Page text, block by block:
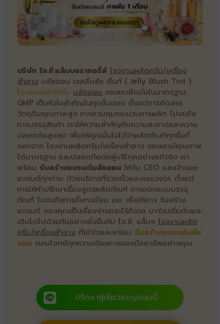
บริษัท ไอ.ซี.แล็บบอราทอรี่ส์ โรงงานผลิตครีม/เครื่อง
สำอาง บลัชออน เจลลี่บลัช ติ้นท์ ( Jelly Blush Tint )
โรงงานผลิตครีม บลัชออน ของเรายึดมั่นในมาตรฐาน
GMP เป็นหัวใจสำคัญในทุกขั้นตอน ตั้งแต่การคัดสรร
วัตถุดิบคุณภาพสูง การควบคุมกระบวนการผลิต ไปจนถึง
การบรรจุสินค้า เราให้ความสำคัญกับความสะอาดและความ
ปลอดภัยสูงสุด เพื่อให้คุณมั่นใจได้ว่าผลิตภัณฑ์ทุกชิ้นที่
ออกจาก โรงงานผลิตครีม/เครื่องสำอาง ของเรามีคุณภาพ
ได้มาตรฐาน และปลอดภัยต่อผู้บริโภคอย่างแท้จริง เรา
พร้อม รับสร้างแบรนด์บลัชออน ให้กับ CEO และเจ้าของ
แบรนด์ทุกท่าน ด้วยบริการที่รวดเร็วและครบวงจร ตั้งแต่
การให้คำปรึกษาเรื่องสูตรผลิตภัณฑ์ การออกแบบบรรจุ
ภัณฑ์ ไปจนถึงการขึ้นทะเบียน อย. เพื่อให้การ รับสร้าง
แบรนด์ ของคุณเป็นเรื่องง่ายและไร้กังวล มาร่วมเริ่มต้นและ
เติบโตไปด้วยกันอย่างยั่งยืนกับ ไอ.ซี. แล็บฯ โรงงานผลิต
ครีม/เครื่องสำอาง ที่เข้าใจและพร้อม รับสร้างแบรนด์บลัช
ออน ตอบโจทย์ทุกความต้องการของมืออาชีพอย่างคุณ
ปรึกษาผู้เชียวชาญตอนนี้